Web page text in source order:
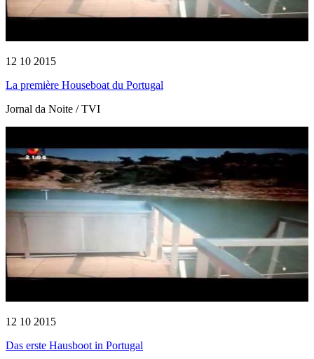
12 10 2015
La première Houseboat du Portugal
Jornal da Noite / TVI
12 10 2015
Das erste Hausboot in Portugal